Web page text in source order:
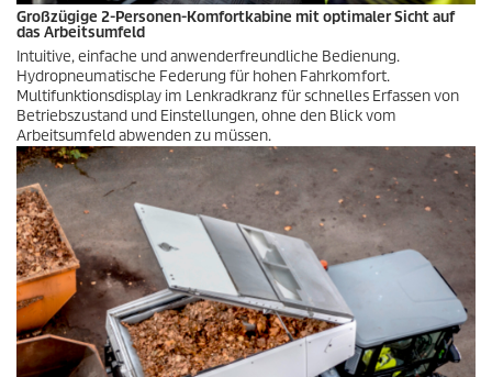
Großzügige 2-Personen-Komfortkabine mit optimaler Sicht auf
das Arbeitsumfeld
Intuitive, einfache und anwenderfreundliche Bedienung.
Hydropneumatische Federung für hohen Fahrkomfort.
Multifunktionsdisplay im Lenkradkranz für schnelles Erfassen von
Betriebszustand und Einstellungen, ohne den Blick vom
Arbeitsumfeld abwenden zu müssen.